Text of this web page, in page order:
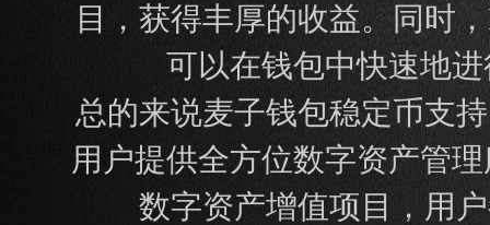
目，获得丰厚的收益。同时
可以在钱包中快速地
总的来说麦子钱包稳定币支
用户提供全方位数字资产管
数字资产增值项目，用